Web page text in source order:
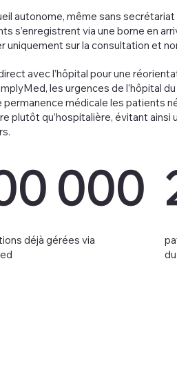
autonome, même sans secrétariat
s’enregistrent via une borne en
uniquement sur la consultation et
avec l’hôpital pour une
les urgences de l’hôpital
médicale les patients
plutôt qu’hospitalière, évitant ainsi
000
déjà gérées via